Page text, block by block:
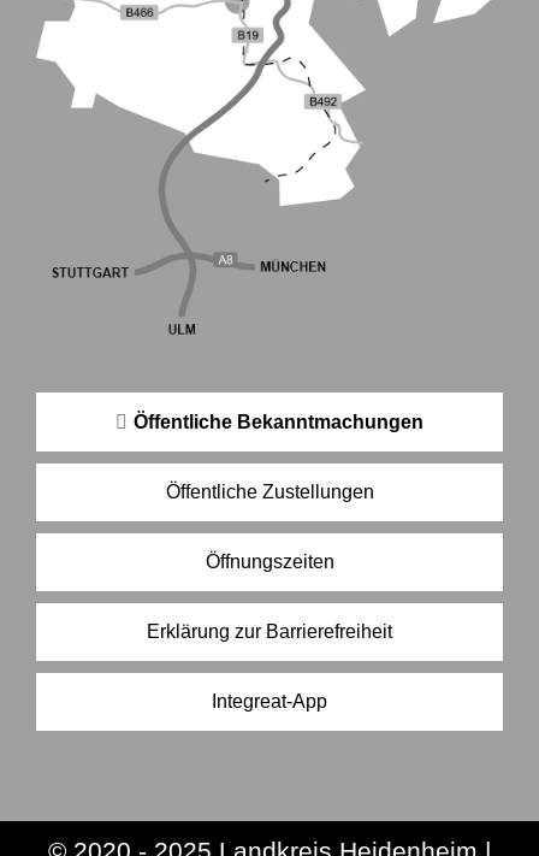
Öffentliche Bekanntmachungen
Öffentliche Zustellungen
Öffnungszeiten
Erklärung zur Barrierefreiheit
Integreat-App